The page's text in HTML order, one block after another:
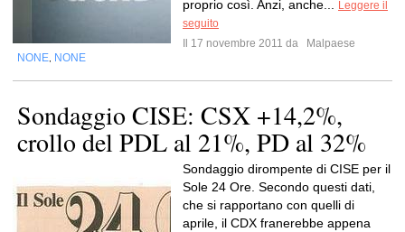
proprio così. Anzi, anche...
Leggere il
seguito
Il 17 novembre 2011 da
Malpaese
NONE NONE
Sondaggio CISE: CSX +14,2%,
crollo del PDL al 21%, PD al 32%
Sondaggio dirompente di CISE per il
Sole 24 Ore. Secondo questi dati,
che si rapportano con quelli di
aprile, il CDX franerebbe appena